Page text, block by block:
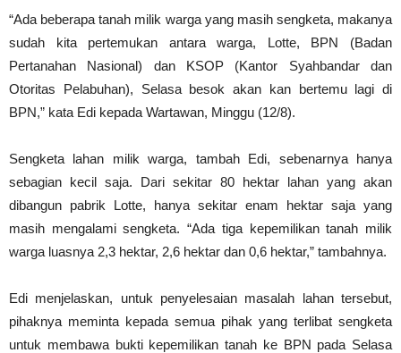
“Ada beberapa tanah milik warga yang masih sengketa, makanya
sudah kita pertemukan antara warga, Lotte, BPN (Badan
Pertanahan Nasional) dan KSOP (Kantor Syahbandar dan
Otoritas Pelabuhan), Selasa besok akan kan bertemu lagi di
BPN,” kata Edi kepada Wartawan, Minggu (12/8).
Sengketa lahan milik warga, tambah Edi, sebenarnya hanya
sebagian kecil saja. Dari sekitar 80 hektar lahan yang akan
dibangun pabrik Lotte, hanya sekitar enam hektar saja yang
masih mengalami sengketa. “Ada tiga kepemilikan tanah milik
warga luasnya 2,3 hektar, 2,6 hektar dan 0,6 hektar,” tambahnya.
Edi menjelaskan, untuk penyelesaian masalah lahan tersebut,
pihaknya meminta kepada semua pihak yang terlibat sengketa
untuk membawa bukti kepemilikan tanah ke BPN pada Selasa